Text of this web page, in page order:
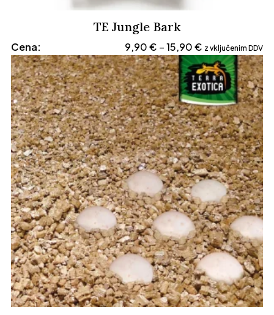
TE Jungle Bark
Cena: 9,90€ – 15,90€ Cenovni
razpon:
od
9,90 €
do
15,90 €
z vključenim DDV